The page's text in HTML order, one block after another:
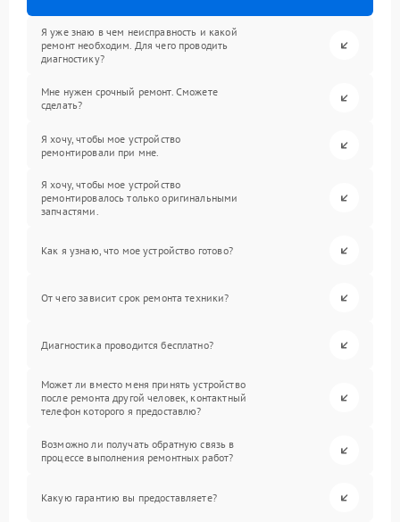
Я уже знаю в чем неисправность и какой
ремонт необходим. Для чего проводить
диагностику?
Мне нужен срочный ремонт. Сможете
сделать?
Я хочу, чтобы мое устройство
ремонтировали при мне.
Я хочу, чтобы мое устройство
ремонтировалось только оригинальными
запчастями.
Как я узнаю, что мое устройство готово?
От чего зависит срок ремонта техники?
Диагностика проводится бесплатно?
Может ли вместо меня принять устройство
после ремонта другой человек, контактный
телефон которого я предоставлю?
Возможно ли получать обратную связь в
процессе выполнения ремонтных работ?
Какую гарантию вы предоставляете?